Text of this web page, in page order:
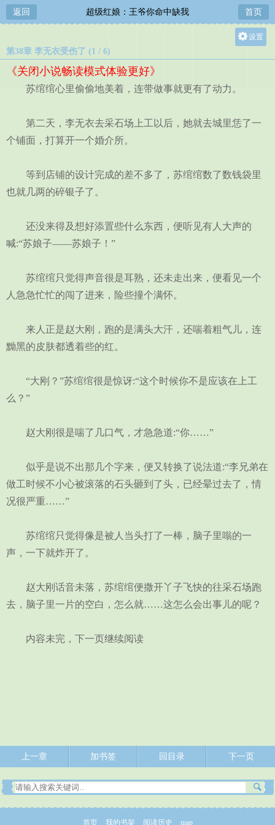
返回 超级红娘：王爷你命中缺我 首页
设置
第38章 李无衣受伤了 (1 / 6)
《关闭小说畅读模式体验更好》
苏绾绾心里偷偷地美着，连带做事就更有了动力。
第二天，李无衣去采石场上工以后，她就去城里恁了一
个铺面，打算开一个婚介所。
等到店铺的设计完成的差不多了，苏绾绾数了数钱袋里
也就几两的碎银子了。
还没来得及想好添置些什么东西，便听见有人大声的
喊:“苏娘子——苏娘子！”
苏绾绾只觉得声音很是耳熟，还未走出来，便看见一个
人急急忙忙的闯了进来，险些撞个满怀。
来人正是赵大刚，跑的是满头大汗，还喘着粗气儿，连
黝黑的皮肤都透着些的红。
“大刚？”苏绾绾很是惊讶:“这个时候你不是应该在上工
么？”
赵大刚很是喘了几口气，才急急道:“你……”
似乎是说不出那几个字来，便又转换了说法道:“李兄弟在
做工时候不小心被滚落的石头砸到了头，已经晕过去了，情
况很严重……”
苏绾绾只觉得像是被人当头打了一棒，脑子里嗡的一
声，一下就炸开了。
赵大刚话音未落，苏绾绾便撒开丫子飞快的往采石场跑
去，脑子里一片的空白，怎么就……这怎么会出事儿的呢？
内容未完，下一页继续阅读
上一章 加书签 回目录 下一页
首页 我的书架 阅读历史 map